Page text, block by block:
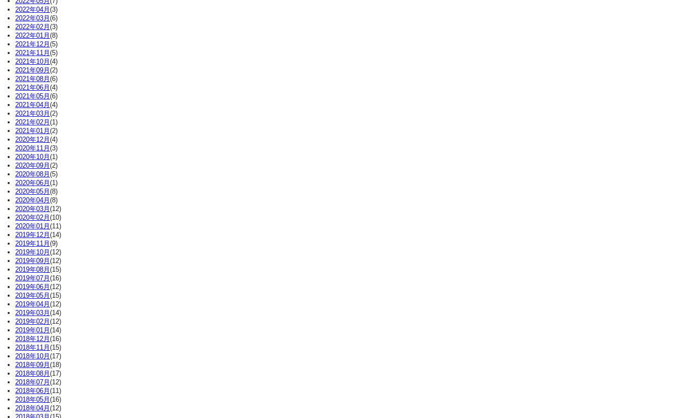
2022年04月 (3)
2022年03月 (6)
2022年02月 (3)
2022年01月 (8)
2021年12月 (5)
2021年11月 (5)
2021年10月 (4)
2021年09月 (2)
2021年08月 (6)
2021年06月 (4)
2021年05月 (6)
2021年04月 (4)
2021年03月 (2)
2021年02月 (1)
2021年01月 (2)
2020年12月 (4)
2020年11月 (3)
2020年10月 (1)
2020年09月 (2)
2020年08月 (5)
2020年06月 (1)
2020年05月 (8)
2020年04月 (8)
2020年03月 (12)
2020年02月 (10)
2020年01月 (11)
2019年12月 (14)
2019年11月 (9)
2019年10月 (12)
2019年09月 (12)
2019年08月 (15)
2019年07月 (16)
2019年06月 (12)
2019年05月 (15)
2019年04月 (12)
2019年03月 (14)
2019年02月 (12)
2019年01月 (14)
2018年12月 (16)
2018年11月 (15)
2018年10月 (17)
2018年09月 (18)
2018年08月 (17)
2018年07月 (12)
2018年06月 (11)
2018年05月 (16)
2018年04月 (12)